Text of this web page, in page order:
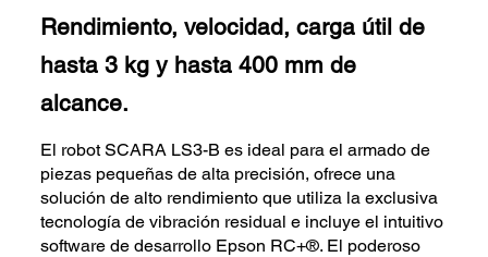
Rendimiento, velocidad, carga útil de
hasta 3 kg y hasta 400 mm de
alcance.
El robot SCARA LS3-B es ideal para el armado de
piezas pequeñas de alta precisión, ofrece una
solución de alto rendimiento que utiliza la exclusiva
tecnología de vibración residual e incluye el intuitivo
software de desarrollo Epson RC+®. El poderoso